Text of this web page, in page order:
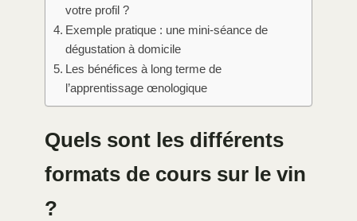
votre profil ?
Exemple pratique : une mini-séance de
dégustation à domicile
Les bénéfices à long terme de
l’apprentissage œnologique
Quels sont les différents
formats de cours sur le vin
?